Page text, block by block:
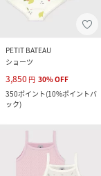
PETIT BATEAU
ショーツ
3,850 円 30%OFF
350ポイント(10%ポイントバ
ック)